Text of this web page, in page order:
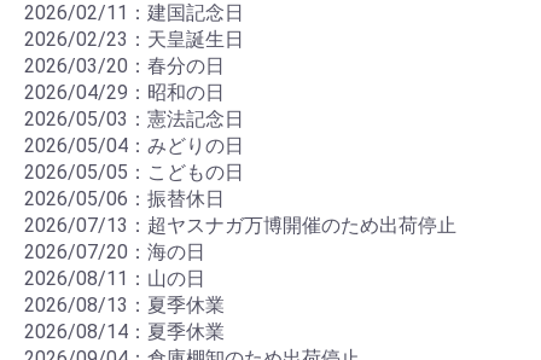
2026/02/11：建国記念日
2026/02/23：天皇誕生日
2026/03/20：春分の日
2026/04/29：昭和の日
2026/05/03：憲法記念日
2026/05/04：みどりの日
2026/05/05：こどもの日
2026/05/06：振替休日
2026/07/13：超ヤスナガ万博開催のため出荷停止
2026/07/20：海の日
2026/08/11：山の日
2026/08/13：夏季休業
2026/08/14：夏季休業